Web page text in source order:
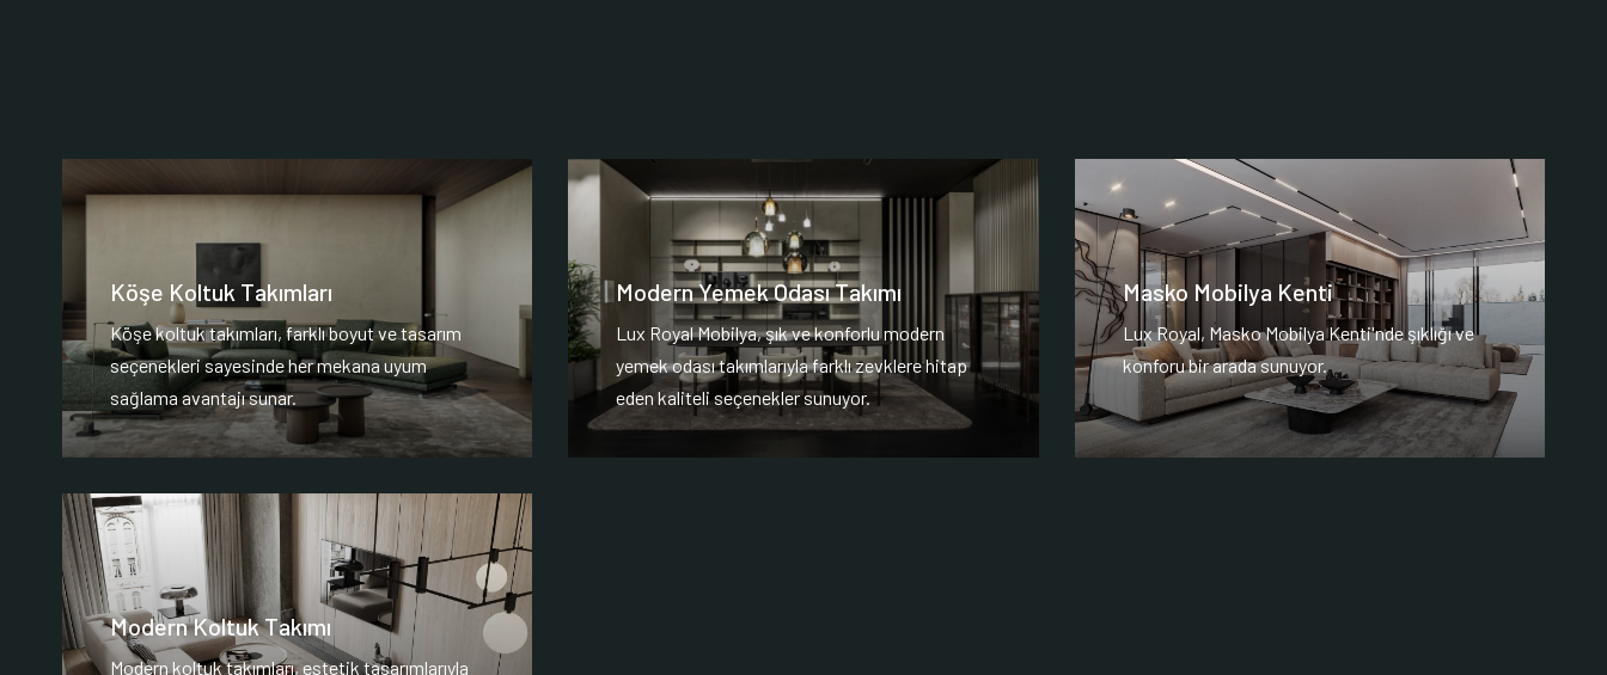
Köşe Koltuk Takımları
Köşe koltuk takımları, farklı boyut ve tasarım
seçenekleri sayesinde her mekana uyum
sağlama avantajı sunar.
Modern Yemek Odası Takımı
Lux Royal Mobilya, şık ve konforlu modern
yemek odası takımlarıyla farklı zevklere hitap
eden kaliteli seçenekler sunuyor.
Masko Mobilya Kenti
Lux Royal, Masko Mobilya Kenti'nde şıklığı ve
konforu bir arada sunuyor.
Modern Koltuk Takımı
Modern koltuk takımları, estetik tasarımlarıyla